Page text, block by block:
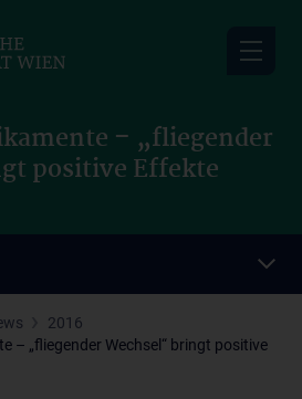
– „fliegender
positive Effekte
2016
– „fliegender Wechsel“ bringt positive